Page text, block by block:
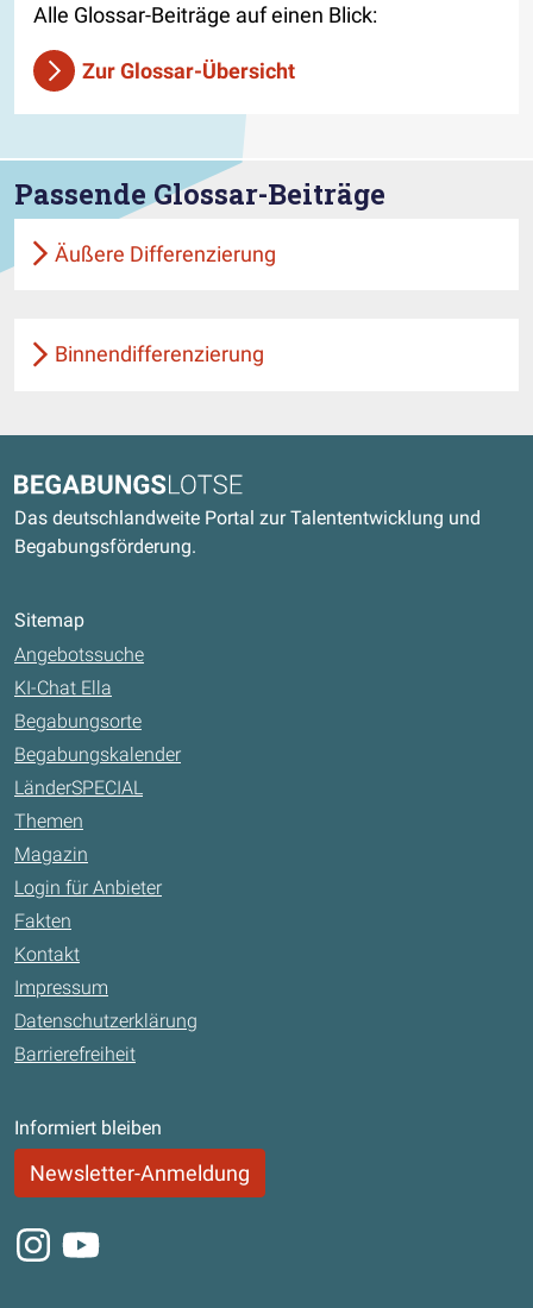
Alle Glossar-Beiträge auf einen Blick:
Zur Glossar-Übersicht
Passende Glossar-Beiträge
Äußere Differenzierung
Binnendifferenzierung
Begabungslotse
Das deutschlandweite Portal zur Talententwicklung und
Begabungsförderung.
Sitemap
Angebotssuche
KI-Chat Ella
Begabungsorte
Begabungskalender
LänderSPECIAL
Themen
Magazin
Login für Anbieter
Fakten
Kontakt
Impressum
Datenschutzerklärung
Barrierefreiheit
Informiert bleiben
Newsletter-Anmeldung
Instagram
Youtube